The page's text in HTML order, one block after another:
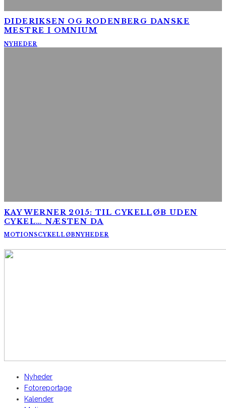
DIDERIKSEN OG RODENBERG DANSKE
MESTRE I OMNIUM
NYHEDER
KAY WERNER 2015: TIL CYKELLØB UDEN
CYKEL… NÆSTEN DA
MOTIONSCYKELLØBNYHEDER
Nyheder
Fotoreportage
Kalender